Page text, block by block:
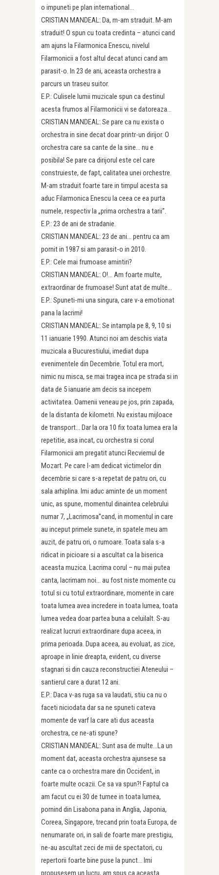
o impuneti pe plan international…
CRISTIAN MANDEAL: Da, m-am straduit. M-am
straduit! O spun cu toata credinta – atunci cand
am ajuns la Filarmonica Enescu, nivelul
Filarmonicii a fost altul decat atunci cand am
parasit-o. In 23 de ani, aceasta orchestra a
parcurs un traseu suitor.
E.P.: Culisele lumii muzicale spun ca destinul
acesta frumos al Filarmonicii vi se datoreaza…
CRISTIAN MANDEAL: Se pare ca nu exista o
orchestra in sine decat doar printr-un dirijor. O
orchestra care sa cante de la sine… nu e
posibila! Se pare ca dirijorul este cel care
construieste, de fapt, calitatea unei orchestre.
M-am straduit foarte tare in timpul acesta sa
aduc Filarmonica Enescu la ceea ce ea purta
numele, respectiv la „prima orchestra a tarii”.
E.P.: 23 de ani de stradanie.
CRISTIAN MANDEAL: 23 de ani… pentru ca am
pornit in 1987 si am parasit-o in 2010.
E.P.: Cele mai frumoase amintiri?
CRISTIAN MANDEAL: O!… Am foarte multe,
extraordinar de frumoase! Sunt atat de multe…
E.P.: Spuneti-mi una singura, care v-a emotionat
pana la lacrimi!
CRISTIAN MANDEAL: Se intampla pe 8, 9, 10 si
11 ianuarie 1990. Atunci noi am deschis viata
muzicala a Bucurestiului, imediat dupa
evenimentele din Decembrie. Totul era mort,
nimic nu misca, se mai tragea inca pe strada si in
data de 5 ianuarie am decis sa incepem
activitatea. Oamenii veneau pe jos, prin zapada,
de la distanta de kilometri. Nu existau mijloace
de transport… Dar la ora 10 fix toata lumea era la
repetitie, asa incat, cu orchestra si corul
Filarmonicii am pregatit atunci Recviemul de
Mozart. Pe care l-am dedicat victimelor din
decembrie si care s-a repetat de patru ori, cu
sala arhiplina. Imi aduc aminte de un moment
unic, as spune, momentul dinaintea celebrului
numar 7, „Lacrimosa”cand, in momentul in care
au inceput primele sunete, in spatele meu am
auzit, de patru ori, o rumoare. Toata sala s-a
ridicat in picioare si a ascultat ca la biserica
aceasta muzica. Lacrima corul – nu mai putea
canta, lacrimam noi… au fost niste momente cu
totul si cu totul extraordinare, momente in care
toata lumea avea incredere in toata lumea, toata
lumea vedea doar partea buna a celuilalt. S-au
realizat lucruri extraordinare dupa aceea, in
prima perioada. Dupa aceea, au evoluat, as zice,
aproape in linie dreapta, evident, cu diverse
stagnari si din cauza reconstructiei Ateneului –
santierul care a durat 12 ani.
E.P.: Daca v-as ruga sa va laudati, stiu ca nu o
faceti niciodata dar sa ne spuneti cateva
momente de varf la care ati dus aceasta
orchestra, ce ne-ati spune?
CRISTIAN MANDEAL: Sunt asa de multe…La un
moment dat, aceasta orchestra ajunsese sa
cante ca o orchestra mare din Occident, in
foarte multe ocazii. Ce sa va spun?! Faptul ca
am facut cu ei 30 de turnee in toata lumea,
pornind din Lisabona pana in Anglia, Japonia,
Coreea, Singapore, trecand prin toata Europa, de
nenumarate ori, in sali de foarte mare prestigiu,
ne-au ascultat zeci de mii de spectatori, cu
repertorii foarte bine puse la punct… Imi
propusesem un lucru, am spus ca aceasta